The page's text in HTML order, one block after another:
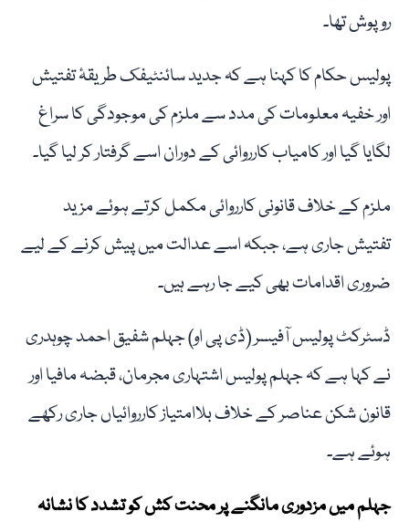
روپوش تھا۔
پولیس حکام کا کہنا ہے کہ جدید سائنٹیفک طریقۂ تفتیش
اور خفیہ معلومات کی مدد سے ملزم کی موجودگی کا سراغ
لگایا گیا اور کامیاب کارروائی کے دوران اسے گرفتار کر لیا گیا۔
ملزم کے خلاف قانونی کارروائی مکمل کرتے ہوئے مزید
تفتیش جاری ہے، جبکہ اسے عدالت میں پیش کرنے کے لیے
ضروری اقدامات بھی کیے جا رہے ہیں۔
ڈسٹرکٹ پولیس آفیسر (ڈی پی او) جہلم شفیق احمد چوہدری
نے کہا ہے کہ جہلم پولیس اشتہاری مجرمان، قبضہ مافیا اور
قانون شکن عناصر کے خلاف بلاامتیاز کارروائیاں جاری رکھے
ہوئے ہے۔
جہلم میں مزدوری مانگنے پر محنت کش کو تشدد کا نشانہ